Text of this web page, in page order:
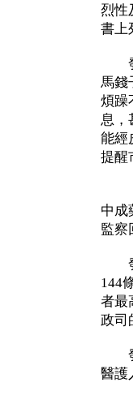
烈性
書上
發
馬錢
煩躁
息，
能經
提醒
「
中成
監察
發
144
者最
政司
發
醫護